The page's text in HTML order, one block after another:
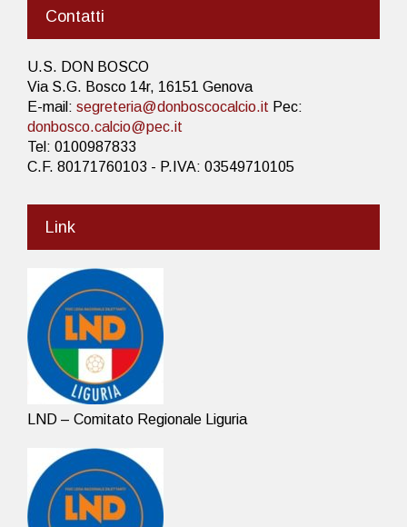
Contatti
U.S. DON BOSCO
Via S.G. Bosco 14r, 16151 Genova
E-mail: segreteria@donboscocalcio.it Pec:
donbosco.calcio@pec.it
Tel: 0100987833
C.F. 80171760103 - P.IVA: 03549710105
Link
LND – Comitato Regionale Liguria